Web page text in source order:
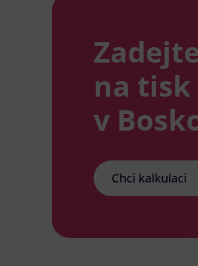
na
v
Chci kalkulaci